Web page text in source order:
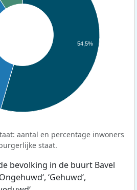
54,5%
aantal en percentage inwoners
staat.
bevolking in de buurt Bavel
‘Gehuwd‘,